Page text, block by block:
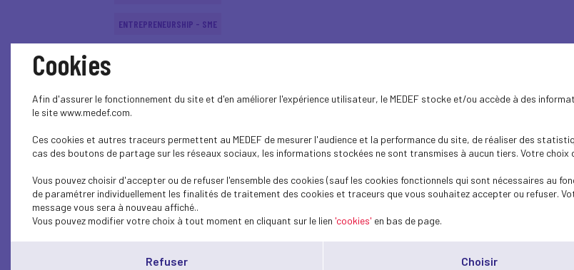
ENTREPRENEURSHIP - SME
ENTREPRENEURSHIP - SME
Atelier : Entrepreneurs, levez les freins
Rencontre EuroPP : le financement des ETI et grandes PME
Cookies
Afin d'assurer le fonctionnement du site et d'en améliorer l'expérience utilisateur, le MEDEF stocke et/ou accède à des
le site www.medef.com.
Ces cookies et autres traceurs permettent au MEDEF de mesurer l'audience et la performance du site, de réaliser des
cas des boutons de partage sur les réseaux sociaux, les informations stockées ne sont transmises à aucun tiers. Votre
Vous pouvez choisir d'accepter ou de refuser l'ensemble des cookies (sauf les cookies fonctionnels qui sont nécessaires au
de paramétrer individuellement les finalités de traitement des cookies et traceurs que vous souhaitez accepter ou refuser.
message vous sera à nouveau affiché..
Vous pouvez modifier votre choix à tout moment en cliquant sur le lien 'cookies' en bas de page.
Refuser Choisir